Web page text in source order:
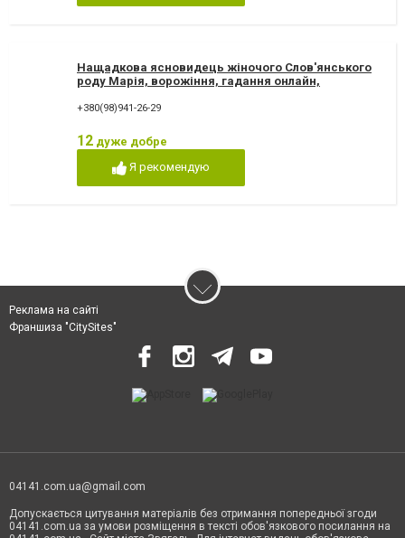
Нащадкова ясновидець жіночого Слов'янського
роду Марія, ворожіння, гадання онлайн,
+380(98)941-26-29
12 дуже добре
Я рекомендую
Реклама на сайті
Франшиза "CitySites"
04141.com.ua@gmail.com
Допускається цитування матеріалів без отримання попередньої згоди
04141.com.ua за умови розміщення в тексті обов'язкового посилання на